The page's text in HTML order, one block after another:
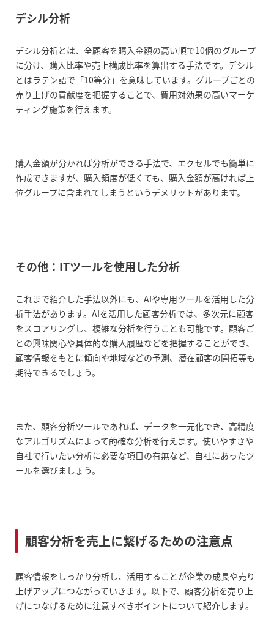
デシル分析
デシル分析とは、全顧客を購入金額の高い順で10個のグループ
に分け、購入比率や売上構成比率を算出する手法です。デシル
とはラテン語で「10等分」を意味しています。グループごとの
売り上げの貢献度を把握することで、費用対効果の高いマーケ
ティング施策を行えます。
購入金額が分かれば分析ができる手法で、エクセルでも簡単に
作成できますが、購入頻度が低くても、購入金額が高ければ上
位グループに含まれてしまうというデメリットがあります。
その他：ITツールを使用した分析
これまで紹介した手法以外にも、AIや専用ツールを活用した分
析手法があります。AIを活用した顧客分析では、多次元に顧客
をスコアリングし、複雑な分析を行うことも可能です。顧客ご
との興味関心や具体的な購入履歴などを把握することができ、
顧客情報をもとに傾向や地域などの予測、潜在顧客の開拓等も
期待できるでしょう。
また、顧客分析ツールであれば、データを一元化でき、高精度
なアルゴリズムによって的確な分析を行えます。使いやすさや
自社で行いたい分析に必要な項目の有無など、自社にあったツ
ールを選びましょう。
顧客分析を売上に繋げるための注意点
顧客情報をしっかり分析し、活用することが企業の成長や売り
上げアップにつながっていきます。以下で、顧客分析を売り上
げにつなげるために注意すべきポイントについて紹介します。